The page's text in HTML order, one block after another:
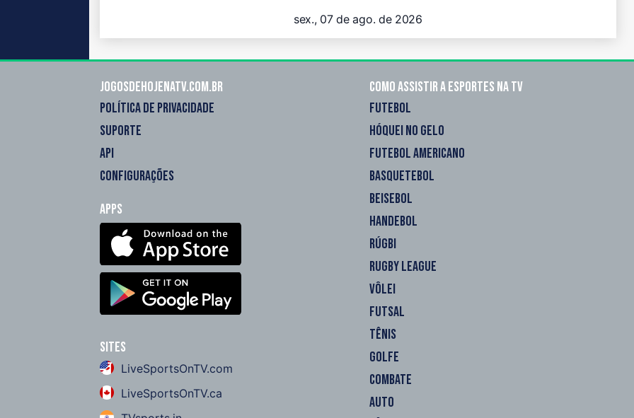
sex., 07 de ago. de 2026
Jogosdehojenatv.com.br
POLÍTICA DE PRIVACIDADE
SUPORTE
API
CONFIGURAÇÕES
Apps
Sites
LiveSportsOnTV.com
LiveSportsOnTV.ca
Como assistir a esportes na TV
FUTEBOL
HÓQUEI NO GELO
FUTEBOL AMERICANO
BASQUETEBOL
BEISEBOL
HANDEBOL
RÚGBI
RUGBY LEAGUE
VÔLEI
FUTSAL
TÊNIS
GOLFE
COMBATE
AUTO